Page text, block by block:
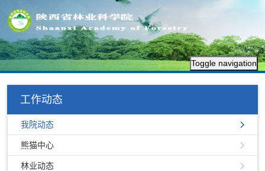
Toggle navigation
工作动态
我院动态
熊猫中心
林业动态